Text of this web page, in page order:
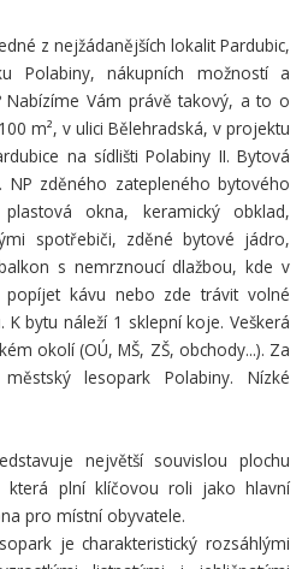
z nejžádanějších lokalit Pardubic,
Polabiny, nákupních možností a
Nabízíme Vám právě takový, a to o
m², v ulici Bělehradská, v projektu
na sídlišti Polabiny II. Bytová
zděného zatepleného bytového
okna, keramický obklad,
spotřebiči, zděné bytové jádro,
s nemrznoucí dlažbou, kde v
kávu nebo zde trávit volné
bytu náleží 1 sklepní koje. Veškerá
okolí (OÚ, MŠ, ZŠ, obchody...). Za
lesopark Polabiny. Nízké
největší souvislou plochu
která plní klíčovou roli jako hlavní
pro místní obyvatele.
je charakteristický rozsáhlými